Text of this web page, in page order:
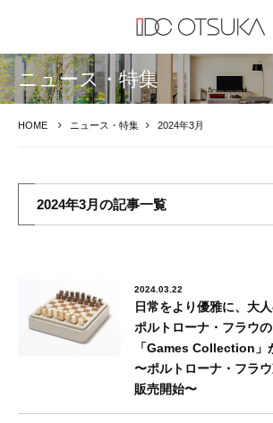
ニュース・特集
HOME ニュース・特集 2024年3月
2024年3月の記事一覧
2024.03.22
日常をより優雅に、大
ポルトローナ・フラウの
「Games Collection」
〜ポルトローナ・フラ
販売開始〜